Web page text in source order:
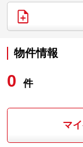
物件情報
0 件
マ